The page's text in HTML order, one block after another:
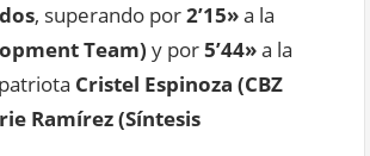
, superando por2’15»a la
Team) y por5’44»a la
Cristel Espinoza (CBZ
Ramírez (Síntesis